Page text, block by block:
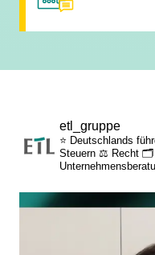
flexible
etl_gruppe
⭐ Deutschlands
Steuern ⚖️ Recht 🗂️